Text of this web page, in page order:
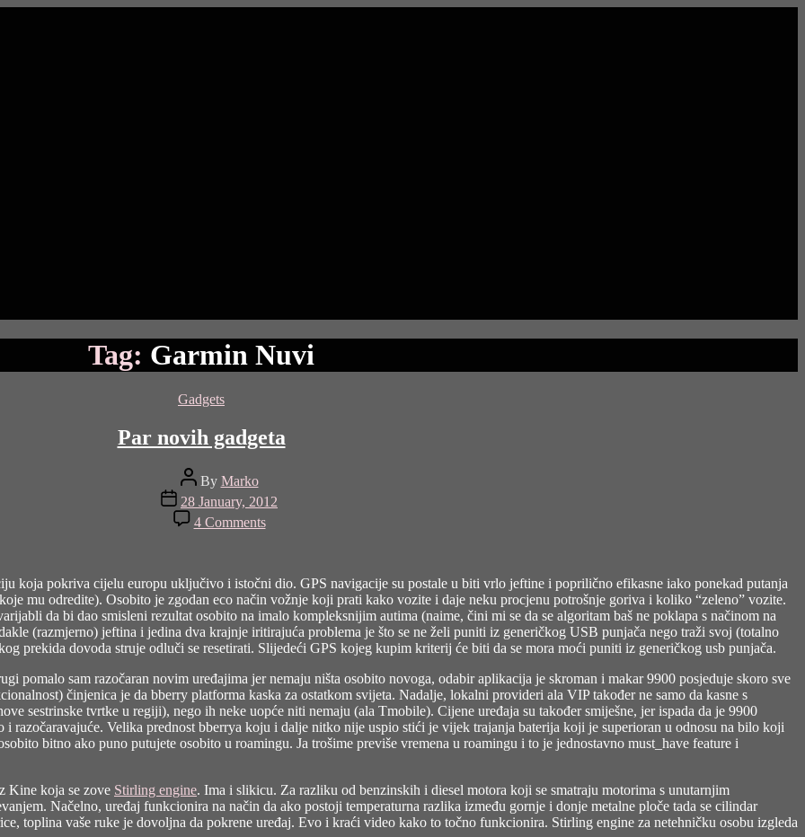
Tag: Garmin Nuvi
Categories
Gadgets
Par novih gadgeta
Post
author
By Marko
Post
date
28 January, 2012
4 Commentson
Par
koja pokriva cijelu europu uključivo i istočni dio. GPS navigacije su postale u biti vrlo jeftine i poprilično efikasne iako ponekad putanja
mu odredite). Osobito je zgodan eco način vožnje koji prati kako vozite i daje neku procjenu potrošnje goriva i koliko “zeleno” vozite.
da bi dao smisleni rezultat osobito na imalo kompleksnijim autima (naime, čini mi se da se algoritam baš ne poklapa s načinom na
(razmjerno) jeftina i jedina dva krajnje iritirajuća problema je što se ne želi puniti iz generičkog USB punjača nego traži svoj (totalno
prekida dovoda struje odluči se resetirati. Slijedeći GPS kojeg kupim kriterij će biti da se mora moći puniti iz generičkog usb punjača.
pomalo sam razočaran novim uređajima jer nemaju ništa osobito novoga, odabir aplikacija je skroman i makar 9900 posjeduje skoro sve
činjenica je da bberry platforma kaska za ostatkom svijeta. Nadalje, lokalni provideri ala VIP također ne samo da kasne s
sestrinske tvrtke u regiji), nego ih neke uopće niti nemaju (ala Tmobile). Cijene uređaja su također smiješne, jer ispada da je 9900
Velika prednost bberrya koju i dalje nitko nije uspio stići je vijek trajanja baterija koji je superioran u odnosu na bilo koji
bitno ako puno putujete osobito u roamingu. Ja trošime previše vremena u roamingu i to je jednostavno must_have feature i
Kine koja se zove Stirling engine. Ima i slikicu. Za razliku od benzinskih i diesel motora koji se smatraju motorima s unutarnjim
Načelno, uređaj funkcionira na način da ako postoji temperaturna razlika između gornje i donje metalne ploče tada se cilindar
toplina vaše ruke je dovoljna da pokrene uređaj. Evo i kraći video kako to točno funkcionira. Stirling engine za netehničku osobu izgleda